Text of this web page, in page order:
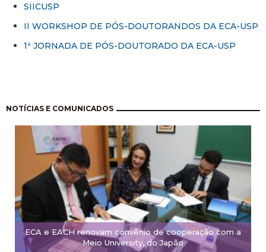
SIICUSP
II WORKSHOP DE PÓS-DOUTORANDOS DA ECA-USP
1ª JORNADA DE PÓS-DOUTORADO DA ECA-USP
NOTÍCIAS E COMUNICADOS
ECA e EACH renovam convênio de cooperação com a
Meio University, do Japão
Paginación